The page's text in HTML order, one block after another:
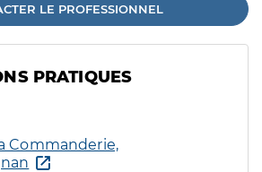
LE PROFESSIONNEL
PRATIQUES
Commanderie,